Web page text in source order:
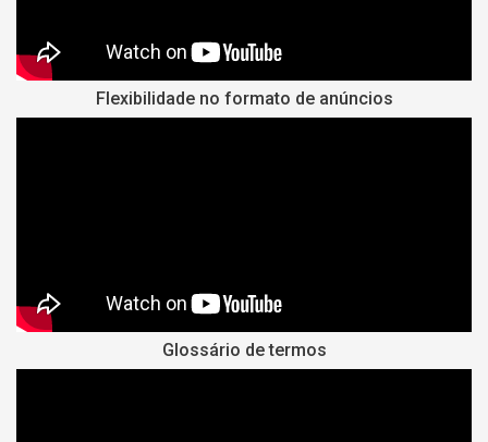
Flexibilidade no formato de anúncios
Glossário de termos